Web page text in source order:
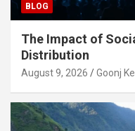
BLOG
The Impact of
Distribution
August 9, 2026 Goonj